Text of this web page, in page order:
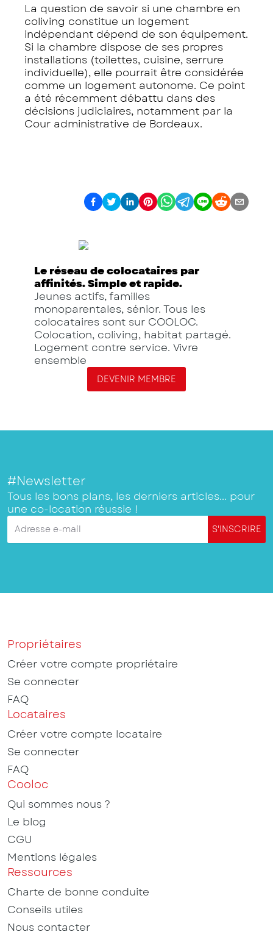
La question de savoir si une chambre en
coliving constitue un logement
indépendant dépend de son équipement.
Si la chambre dispose de ses propres
installations (toilettes, cuisine, serrure
individuelle), elle pourrait être considérée
comme un logement autonome. Ce point
a été récemment débattu dans des
décisions judiciaires, notamment par la
Cour administrative de Bordeaux.
Le réseau de colocataires par
affinités. Simple et rapide.
Jeunes actifs, familles
monoparentales, sénior. Tous les
colocataires sont sur COOLOC.
Colocation, coliving, habitat partagé.
Logement contre service. Vivre
ensemble
DEVENIR MEMBRE
#Newsletter
Tous les bons plans, les derniers articles... pour
une co-location réussie !
Adresse e-mail S'INSCRIRE
Propriétaires
Créer votre compte propriétaire
Se connecter
FAQ
Locataires
Créer votre compte locataire
Se connecter
FAQ
Cooloc
Qui sommes nous ?
Le blog
CGU
Mentions légales
Ressources
Charte de bonne conduite
Conseils utiles
Nous contacter